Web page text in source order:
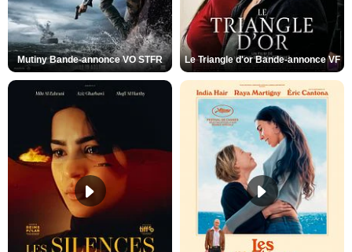
Mutiny Bande-annonce VO STFR Le Triangle d'or Bande-annonce VF